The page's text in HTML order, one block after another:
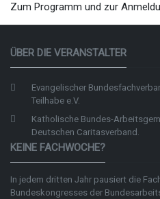
Zum Programm und zur
ÜBER DIE VERANSTALTER
Evangelischer
Teilhabe e.V.
Katholische Bundes-
Deutschen Caritasverband.
KEINE FACHWOCHE?
In jedem dritten Jahr pausiert die
Bundeskongresses der